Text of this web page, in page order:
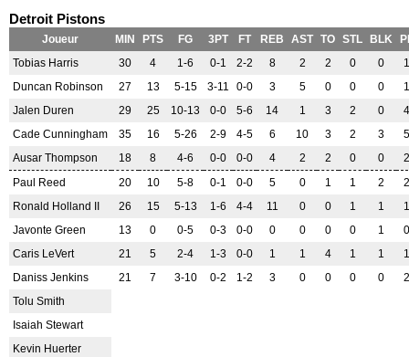
Detroit Pistons
Joueur MIN PTS FG 3PT FT REB AST TO STL BLK
Tobias Harris
30 4 1-6 0-1 2-2 8 2 2 0 0
1
Duncan Robinson
27 13 5-15 3-11 0-0 3 5 0 0 0
1
Jalen Duren
29 25 10-13 0-0 5-6 14 1 3 2 0
4
Cade Cunningham
35 16 5-26 2-9 4-5 6 10 3 2 3
5
Ausar Thompson
18 8 4-6 0-0 0-0 4 2 2 0 0
2
Paul Reed
20 10 5-8 0-1 0-0 5 0 1 1 2
2
Ronald Holland II
26 15 5-13 1-6 4-4 11 0 0 1 1
1
Javonte Green
13 0 0-5 0-3 0-0 0 0 0 0 1
0
Caris LeVert
21 5 2-4 1-3 0-0 1 1 4 1 1
1
Daniss Jenkins
21 7 3-10 0-2 1-2 3 0 0 0 0
2
Tolu Smith
Isaiah Stewart
Kevin Huerter